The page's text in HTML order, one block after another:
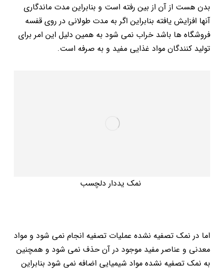
بدن هست از آن از بین رفته است و بنابراین مدت ماندگاری
آنها افزایش یافته بنابراین اگر به مدت طولانی در روی قفسه
فروشگاه ها باشد خراب نمی شود به همین دلیل این امر برای
تولید کنندگان مواد غذایی مفید و به صرفه است.
نمک یددار دلچسب
اما در نمک تصفیه نشده عملیات تصفیه انجام نمی شود و مواد
معدنی و عناصر مفید موجود در آن حذف نمی شود و همچنین
به نمک تصفیه نشده مواد شیمیایی اضافه نمی شود بنابراین